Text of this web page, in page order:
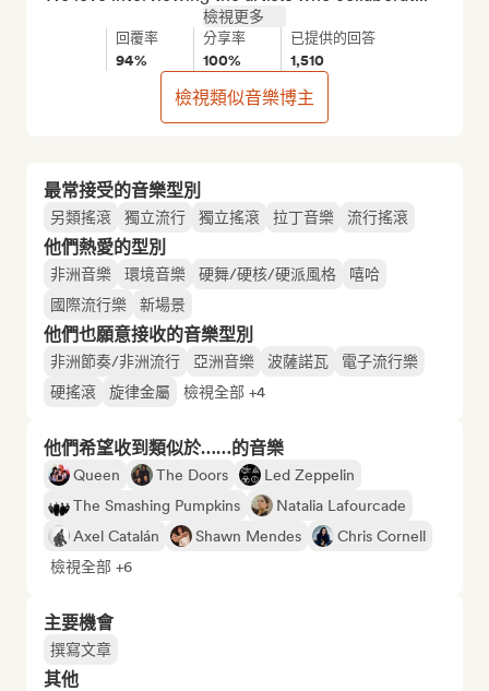
最常接受的音樂型別
另類搖滾 獨立流行 獨立搖滾 拉丁音樂 流行搖滾
他們熱愛的型別
非洲音樂 環境音樂 硬舞/硬核/硬派風格
嘻哈
國際流行樂
新場景
他們也願意接收的音樂型別
非洲節奏/非洲流行 亞洲音樂 波薩諾瓦
電子流行樂
硬搖滾
旋律金屬 檢視全部 +4
他們希望收到類似於……的音樂
Queen The Doors
Led Zeppelin
The Smashing Pumpkins
Natalia Lafourcade
Axel Catalán
Shawn Mendes
Chris Cornell
檢視全部 +6
主要機會
撰寫文章
其他
檢視更多
回覆率
94%
分享率
100%
已提供的回答
1,510
檢視類似音樂博主